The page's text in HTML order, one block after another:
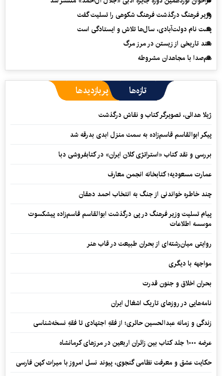
وزیر فرهنگ درگذشت فرهنگ شکوهی را تسلیت گفت
پشت نام دولت‌آبادی، سال‌ها تلاش و ایستادگی است
سند تاریخی از زیستن در مرز مرگ
هم‌صدا با مجاهدان مشروطه
تازه‌ها پربازدیدها
ژیلا هدائی، تصویرگر کتاب و نقاش درگذشت
پیکر ابوالقاسم قاسم‌زاده به سمت منزل ابدی بدرقه شد
بررسی و نقد کتاب «استراتژی کلان ایران» در کتابفروشی دبا
عمارت مسعودیه؛ کتابخانه انجمن معارف
چند خاطره خواندنی از جنگ به انتخاب احمد دهقان
پیام تسلیت وزیر فرهنگ در پی درگذشت ابوالقاسم قاسم‌زاده پیشکسوت
موسسه اطلاعات
روایتی میان‌رشته‌ای از بحران طبیعت در قاب هنر
مواجهه با دیگری
بحران اخلاق و جنون قدرت
نامه‌هایی در روزهای تاریک اشغال ایران
زندگی و زمانه عبدالحسین حائری؛ از فقهِ اجتهادی تا فقهِ نسخه‌شناسی
عرضه ۱۰۰۰ جلد کتاب بین زائران اربعین در مرزهای کرمانشاه
حکایت عشق و معرفت نظامی گنجوی، پیوند نسل امروز با میراث کهن فارسی